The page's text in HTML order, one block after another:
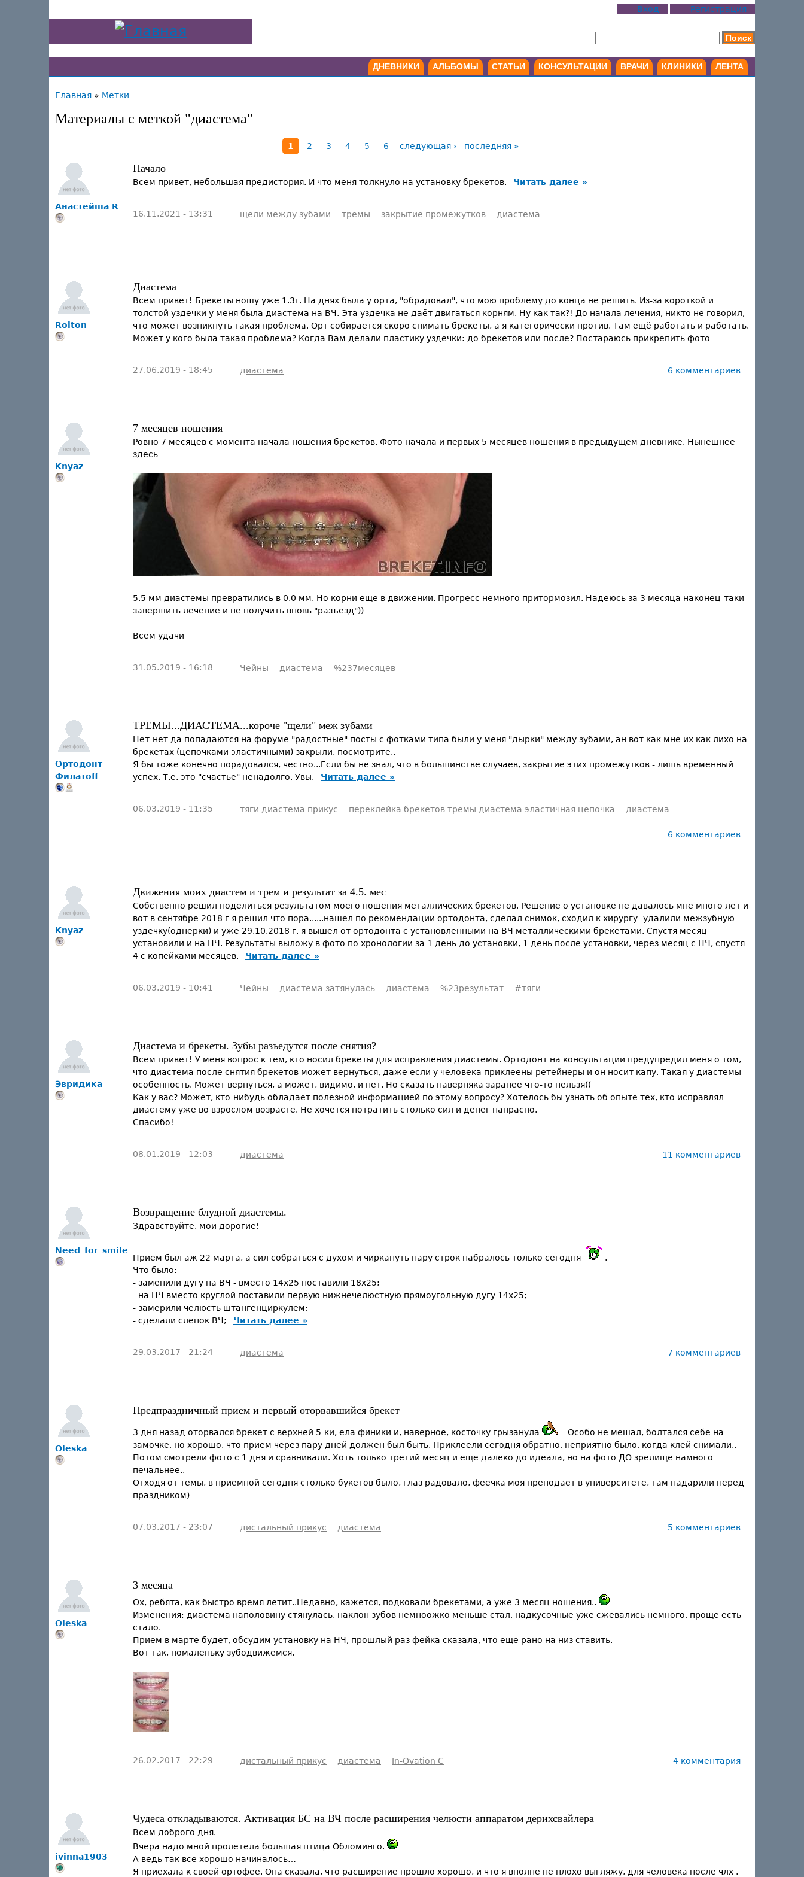
Вход Регистрация
ДНЕВНИКИ АЛЬБОМЫ СТАТЬИ КОНСУЛЬТАЦИИ ВРАЧИ КЛИНИКИ ЛЕНТА
Главная » Метки
Материалы с меткой "диастема"
1 2 3 4 5 6 следующая › последняя »
Анастейша R
Начало
Всем привет, небольшая предистория. И что меня толкнуло на установку брекетов. Читать далее »
16.11.2021 - 13:31 щели между зубами тремы закрытие промежутков диастема
Rolton
Диастема
Всем привет! Брекеты ношу уже 1.3г. На днях была у орта, "обрадовал", что мою проблему до конца не решить. Из-за короткой и
толстой уздечки у меня была диастема на ВЧ. Эта уздечка не даёт двигаться корням. Ну как так?! До начала лечения, никто не говорил,
что может возникнуть такая проблема. Орт собирается скоро снимать брекеты, а я категорически против. Там ещё работать и работать.
Может у кого была такая проблема? Когда Вам делали пластику уздечки: до брекетов или после? Постараюсь прикрепить фото
27.06.2019 - 18:45 диастема 6 комментариев
Knyaz
7 месяцев ношения
Ровно 7 месяцев с момента начала ношения брекетов. Фото начала и первых 5 месяцев ношения в предыдущем дневнике. Нынешнее
здесь
5.5 мм диастемы превратились в 0.0 мм. Но корни еще в движении. Прогресс немного притормозил. Надеюсь за 3 месяца наконец-таки
завершить лечение и не получить вновь "разъезд"))
Всем удачи
31.05.2019 - 16:18 Чейны диастема %237месяцев
Ортодонт
Филатоff
ТРЕМЫ...ДИАСТЕМА...короче "щели" меж зубами
Нет-нет да попадаются на форуме "радостные" посты с фотками типа были у меня "дырки" между зубами, ан вот как мне их как лихо на
брекетах (цепочками эластичными) закрыли, посмотрите..
Я бы тоже конечно порадовался, честно...Если бы не знал, что в большинстве случаев, закрытие этих промежутков - лишь временный
успех. Т.е. это "счастье" ненадолго. Увы.
Читать далее »
06.03.2019 - 11:35 тяги диастема прикус переклейка брекетов тремы диастема эластичная цепочка диастема
6 комментариев
Knyaz
Движения моих диастем и трем и результат за 4.5. мес
Собственно решил поделиться результатом моего ношения металлических брекетов. Решение о установке не давалось мне много лет и
вот в сентябре 2018 г я решил что пора......нашел по рекомендации ортодонта, сделал снимок, сходил к хирургу- удалили межзубную
уздечку(однерки) и уже 29.10.2018 г. я вышел от ортодонта с установленными на ВЧ металлическими брекетами. Спустя месяц
установили и на НЧ. Результаты выложу в фото по хронологии за 1 день до установки, 1 день после установки, через месяц с НЧ, спустя
4 с копейками месяцев.
Читать далее »
06.03.2019 - 10:41 Чейны диастема затянулась диастема %23результат #тяги
Эвридика
Диастема и брекеты. Зубы разъедутся после снятия?
Всем привет! У меня вопрос к тем, кто носил брекеты для исправления диастемы. Ортодонт на консультации предупредил меня о том,
что диастема после снятия брекетов может вернуться, даже если у человека приклеены ретейнеры и он носит капу. Такая у диастемы
особенность. Может вернуться, а может, видимо, и нет. Но сказать наверняка заранее что-то нельзя((
Как у вас? Может, кто-нибудь обладает полезной информацией по этому вопросу? Хотелось бы узнать об опыте тех, кто исправлял
диастему уже во взрослом возрасте. Не хочется потратить столько сил и денег напрасно.
Спасибо!
08.01.2019 - 12:03 диастема 11 комментариев
Need_for_smile
Возвращение блудной диастемы.
Здравствуйте, мои дорогие!
Прием был аж 22 марта, а сил собраться с духом и чиркануть пару строк набралось только сегодня
.
Что было:
- заменили дугу на ВЧ - вместо 14х25 поставили 18х25;
- на НЧ вместо круглой поставили первую нижнечелюстную прямоугольную дугу 14х25;
- замерили челюсть штангенциркулем;
- сделали слепок ВЧ;
Читать далее »
29.03.2017 - 21:24 диастема 7 комментариев
Oleska
Предпраздничный прием и первый оторвавшийся брекет
3 дня назад оторвался брекет с верхней 5-ки, ела финики и, наверное, косточку грызанула
Особо не мешал, болтался себе на
замочке, но хорошо, что прием через пару дней должен был быть. Приклеели сегодня обратно, неприятно было, когда клей снимали..
Потом смотрели фото с 1 дня и сравнивали. Хоть только третий месяц и еще далеко до идеала, но на фото ДО зрелище намного
печальнее..
Отходя от темы, в приемной сегодня столько букетов было, глаз радовало, феечка моя преподает в университете, там надарили перед
праздником)
07.03.2017 - 23:07 дистальный прикус диастема 5 комментариев
Oleska
3 месяца
Ох, ребята, как быстро время летит..Недавно, кажется, подковали брекетами, а уже 3 месяц ношения..
Изменения: диастема наполовину стянулась, наклон зубов немноожко меньше стал, надкусочные уже сжевались немного, проще есть
стало.
Прием в марте будет, обсудим установку на НЧ, прошлый раз фейка сказала, что еще рано на низ ставить.
Вот так, помаленьку зубодвижемся.
26.02.2017 - 22:29 дистальный прикус диастема In-Ovation C 4 комментария
ivinna1903
Чудеса откладываются. Активация БС на ВЧ после расширения челюсти аппаратом дерихсвайлера
Всем доброго дня.
Вчера надо мной пролетела большая птица Обломинго.
А ведь так все хорошо начиналось…
Я приехала к своей ортофее. Она сказала, что расширение прошло хорошо, и что я вполне не плохо выгляжу, для человека после члх .